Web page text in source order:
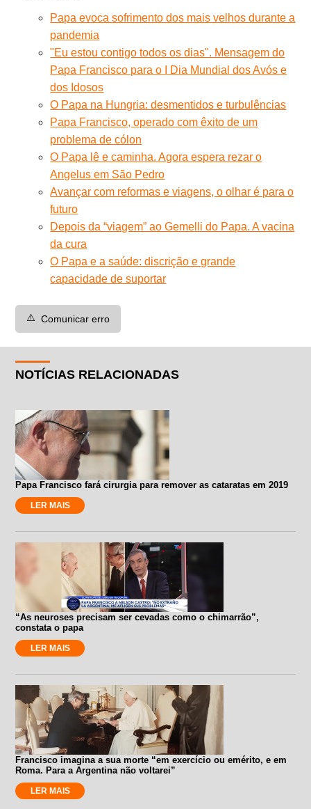
Papa evoca sofrimento dos mais velhos durante a
pandemia
"Eu estou contigo todos os dias". Mensagem do
Papa Francisco para o I Dia Mundial dos Avós e
dos Idosos
O Papa na Hungria: desmentidos e turbulências
Papa Francisco, operado com êxito de um
problema de cólon
O Papa lê e caminha. Agora espera rezar o
Angelus em São Pedro
Avançar com reformas e viagens, o olhar é para o
futuro
Depois da “viagem” ao Gemelli do Papa. A vacina
da cura
O Papa e a saúde: discrição e grande
capacidade de suportar
⚠️ Comunicar erro
NOTÍCIAS RELACIONADAS
Papa Francisco fará cirurgia para remover as cataratas em 2019
LER MAIS
“As neuroses precisam ser cevadas como o chimarrão”,
constata o papa
LER MAIS
Francisco imagina a sua morte “em exercício ou emérito, e em
Roma. Para a Argentina não voltarei”
LER MAIS